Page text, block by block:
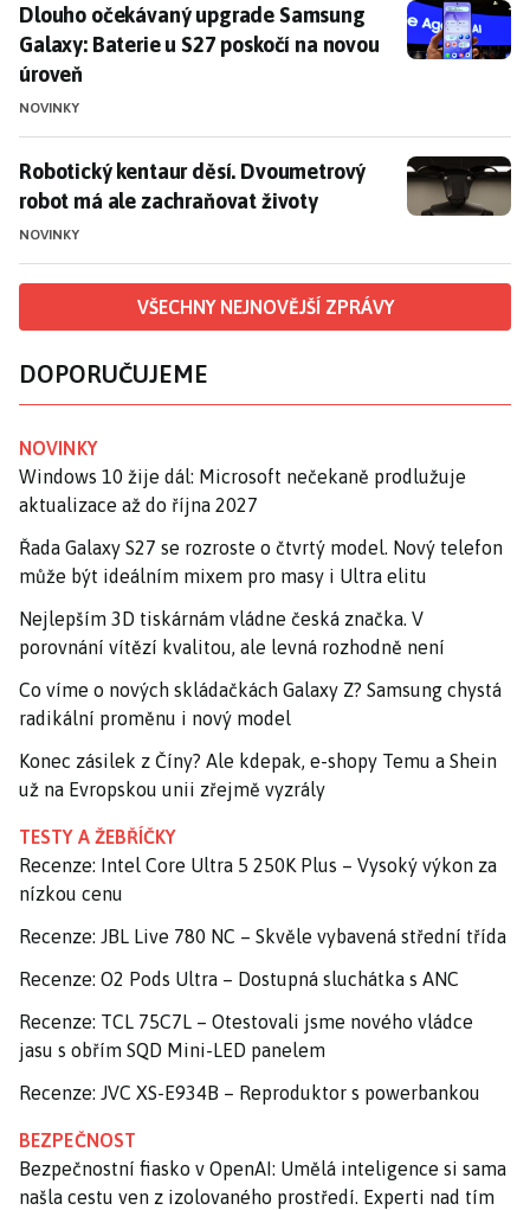
Dlouho očekávaný upgrade Samsung Galaxy: Baterie
Dlouho očekávaný upgrade Samsung
Galaxy: Baterie u S27 poskočí na novou
úroveň
NOVINKY
Robotický kentaur děsí. Dvoumetrový robot má ale
Robotický kentaur děsí. Dvoumetrový
robot má ale zachraňovat životy
NOVINKY
VŠECHNY NEJNOVĚJŠÍ ZPRÁVY
DOPORUČUJEME
NOVINKY
Windows 10 žije dál: Microsoft nečekaně prodlužuje
aktualizace až do října 2027
Řada Galaxy S27 se rozroste o čtvrtý model. Nový telefon
může být ideálním mixem pro masy i Ultra elitu
Nejlepším 3D tiskárnám vládne česká značka. V
porovnání vítězí kvalitou, ale levná rozhodně není
Co víme o nových skládačkách Galaxy Z? Samsung chystá
radikální proměnu i nový model
Konec zásilek z Číny? Ale kdepak, e-shopy Temu a Shein
už na Evropskou unii zřejmě vyzrály
TESTY A ŽEBŘÍČKY
Recenze: Intel Core Ultra 5 250K Plus – Vysoký výkon za
nízkou cenu
Recenze: JBL Live 780 NC – Skvěle vybavená střední třída
Recenze: O2 Pods Ultra – Dostupná sluchátka s ANC
Recenze: TCL 75C7L – Otestovali jsme nového vládce
jasu s obřím SQD Mini-LED panelem
Recenze: JVC XS-E934B – Reproduktor s powerbankou
BEZPEČNOST
Bezpečnostní fiasko v OpenAI: Umělá inteligence si sama
našla cestu ven z izolovaného prostředí. Experti nad tím